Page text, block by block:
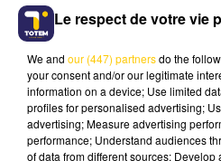
Lecture (4 min 54
Le respect de votre vie
We and our (447) partnersdo the
your consent and/or our legitimate
information on a device; Use limited
profiles for personalised advertising;
advertising; Measure advertising
performance; Understand audiences
of data from different sources;